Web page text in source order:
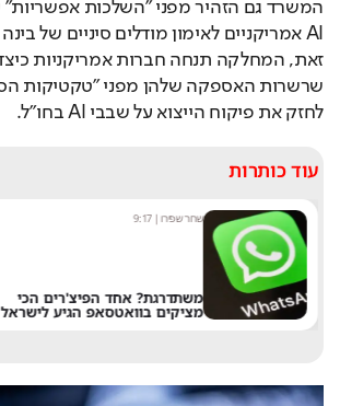
לחזק את פיקוח הייצוא על שבבי AI בחו"ל.
עוד כותרות
שחר שפירו |
9:17
משתדרגת? אחד הפיצ'רים הכי
מציקים בוואטסאפ הגיע לישראל